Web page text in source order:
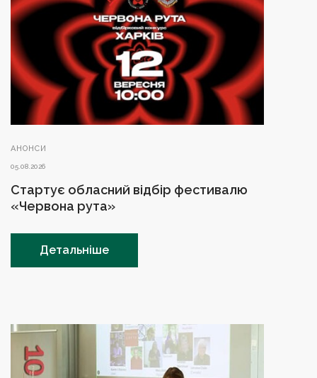
АНОНСИ
05.08.2026
Стартує обласний відбір фестивалю
«Червона рута»
Детальніше